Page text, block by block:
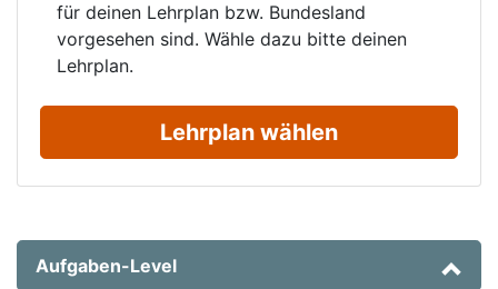
für deinen Lehrplan bzw. Bundesland
vorgesehen sind. Wähle dazu bitte deinen
Lehrplan.
Lehrplan wählen
Aufgaben-Level